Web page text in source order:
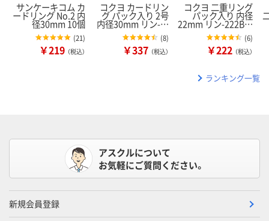
サンケーキコム カ
ードリング No.2 内
径30mm 10個
(21)
￥219 （税込）
コクヨ カードリン
グ パック入り 2号
内径30mm リン-…
(8)
￥337 （税込）
コクヨ 二重リング
パック入り 内径
22mm リン-222B…
(6)
￥222 （税込）
ランキング一覧
アスクルについて
お気軽にご質問ください。
新規会員登録